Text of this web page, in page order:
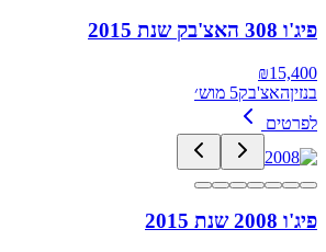
פיג'ו 308 האצ'בק שנת 2015
₪15,400
בנזיןהאצ'בק5 מוש׳
לפרטים
פיג'ו 2008 שנת 2015